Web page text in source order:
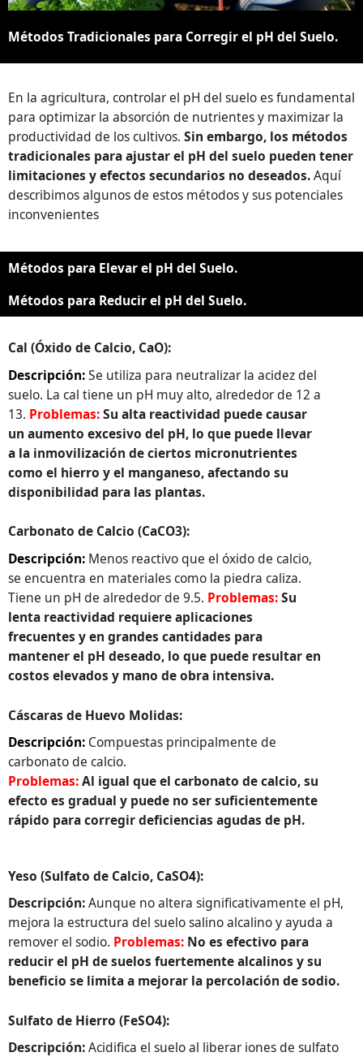
Métodos Tradicionales para Corregir el pH del Suelo.
En la agricultura, controlar el pH del suelo es fundamental
para optimizar la absorción de nutrientes y maximizar la
productividad de los cultivos. Sin embargo, los métodos
tradicionales para ajustar el pH del suelo pueden tener
limitaciones y efectos secundarios no deseados.Aquí
describimos algunos de estos métodos y sus potenciales
inconvenientes
Métodos para Elevar el pH del Suelo.
Métodos para Reducir el pH del Suelo.
Cal (Óxido de Calcio, CaO):
Descripción:Se utiliza para neutralizar la acidez del
suelo. La cal tiene un pH muy alto, alrededor de 12 a
13. Problemas:Su alta reactividad puede causar
un aumento excesivo del pH, lo que puede llevar
a la inmovilización de ciertos micronutrientes
como el hierro y el manganeso, afectando su
disponibilidad para las plantas.
Carbonato de Calcio (CaCO3):
Descripción: Menos reactivo que el óxido de calcio,
se encuentra en materiales como la piedra caliza.
Tiene un pH de alrededor de 9.5. Problemas:Su
lenta reactividad requiere aplicaciones
frecuentes y en grandes cantidades para
mantener el pH deseado, lo que puede resultar en
costos elevados y mano de obra intensiva.
Cáscaras de Huevo Molidas:
Descripción: Compuestas principalmente de
carbonato de calcio.
Problemas:Al igual que el carbonato de calcio, su
efecto es gradual y puede no ser suficientemente
rápido para corregir deficiencias agudas de pH.
Yeso (Sulfato de Calcio, CaSO4):
Descripción:Aunque no altera significativamente el pH,
mejora la estructura del suelo salino alcalino y ayuda a
remover el sodio. Problemas: No es efectivo para
reducir el pH de suelos fuertemente alcalinos y su
beneficio se limita a mejorar la percolación de sodio.
Sulfato de Hierro (FeSO4):
Descripción:Acidifica el suelo al liberar iones de sulfato